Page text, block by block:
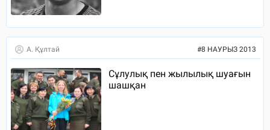
А. Құлтай #8 НАУРЫЗ 2013
Сұлулық пен жылылық шуағын
шашқан